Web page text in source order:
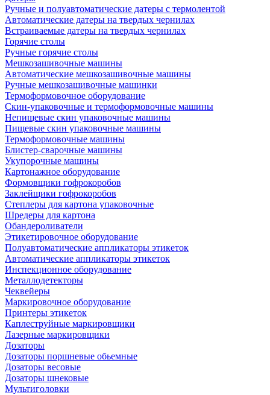
Ручные и полуавтоматические датеры с термолентой
Автоматические датеры на твердых чернилах
Встраиваемые датеры на твердых чернилах
Горячие столы
Ручные горячие столы
Мешкозашивочные машины
Автоматические мешкозашивочные машины
Ручные мешкозашивочные машинки
Термоформовочное оборудование
Скин-упаковочные и термоформовочные машины
Непищевые скин упаковочные машины
Пищевые скин упаковочные машины
Термоформовочные машины
Блистер-сварочные машины
Укупорочные машины
Картонажное оборудование
Формовщики гофрокоробов
Заклейщики гофрокоробов
Степлеры для картона упаковочные
Шредеры для картона
Обандероливатели
Этикетировочное оборудование
Полуавтоматические аппликаторы этикеток
Автоматические аппликаторы этикеток
Инспекционное оборудование
Металлодетекторы
Чеквейеры
Маркировочное оборудование
Принтеры этикеток
Каплеструйные маркировщики
Лазерные маркировщики
Дозаторы
Дозаторы поршневые обьемные
Дозаторы весовые
Дозаторы шнековые
Мультиголовки